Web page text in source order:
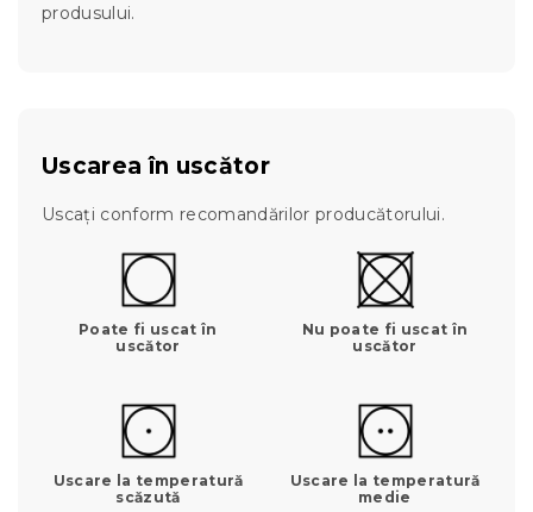
produsului.
Uscarea în uscător
Uscați conform recomandărilor producătorului.
Poate fi uscat în
uscător
Nu poate fi uscat în
uscător
Uscare la temperatură
scăzută
Uscare la temperatură
medie